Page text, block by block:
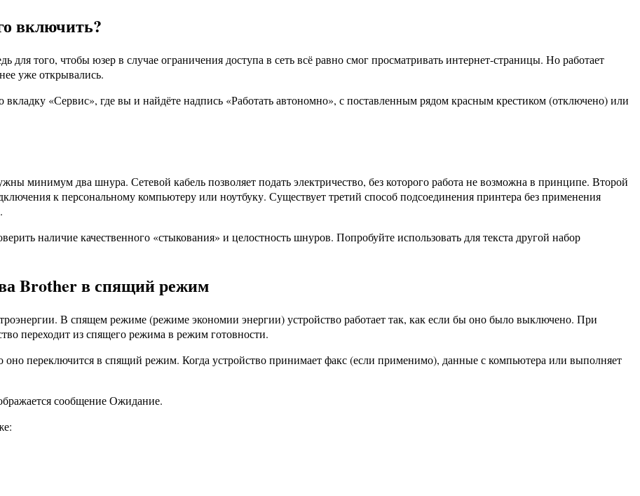
включить?
того, чтобы юзер в случае ограничения доступа в сеть всё равно смог просматривать интернет-страницы. Но работает
уже открывались.
«Сервис», где вы и найдёте надпись «Работать автономно», с поставленным рядом красным крестиком (отключено) или
минимум два шнура. Сетевой кабель позволяет подать электричество, без которого работа не возможна в принципе. Второй
к персональному компьютеру или ноутбуку. Существует третий способ подсоединения принтера без применения
наличие качественного «стыкования» и целостность шнуров. Попробуйте использовать для текста другой набор
Brother в спящий режим
В спящем режиме (режиме экономии энергии) устройство работает так, как если бы оно было выключено. При
переходит из спящего режима в режим готовности.
оно переключится в спящий режим. Когда устройство принимает факс (если применимо), данные с компьютера или выполняет
сообщение Ожидание.